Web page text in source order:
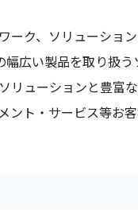
ク、ソリューショ
広い製品を取り扱
ューションと豊富
ト・サービス等お